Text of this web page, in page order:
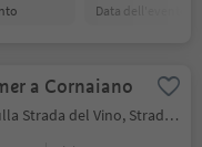
data dell'evento
a Cornaiano
Appiano sulla Strada del Vino, Strada del Vino